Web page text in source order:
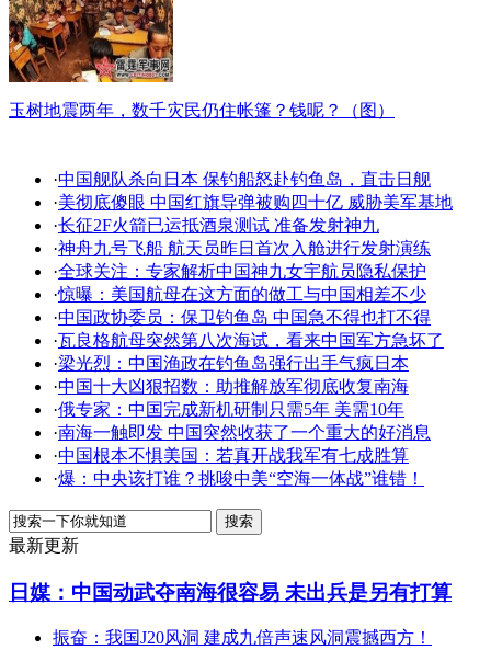
玉树地震两年，数千灾民仍住帐篷？钱呢？（图）
·中国舰队杀向日本 保钓船怒赴钓鱼岛，直击日舰
·美彻底傻眼 中国红旗导弹被购四十亿 威胁美军基地
·长征2F火箭已运抵酒泉测试 准备发射神九
·神舟九号飞船 航天员昨日首次入舱进行发射演练
·全球关注：专家解析中国神九女宇航员隐私保护
·惊曝：美国航母在这方面的做工与中国相差不少
·中国政协委员：保卫钓鱼岛 中国急不得也打不得
·瓦良格航母突然第八次海试，看来中国军方急坏了
·梁光烈：中国渔政在钓鱼岛强行出手气疯日本
·中国十大凶狠招数：助推解放军彻底收复南海
·俄专家：中国完成新机研制只需5年 美需10年
·南海一触即发 中国突然收获了一个重大的好消息
·中国根本不惧美国：若真开战我军有七成胜算
·爆：中央该打谁？挑唆中美“空海一体战”谁错！
最新更新
日媒：中国动武夺南海很容易 未出兵是另有打算
振奋：我国J20风洞 建成九倍声速风洞震撼西方！